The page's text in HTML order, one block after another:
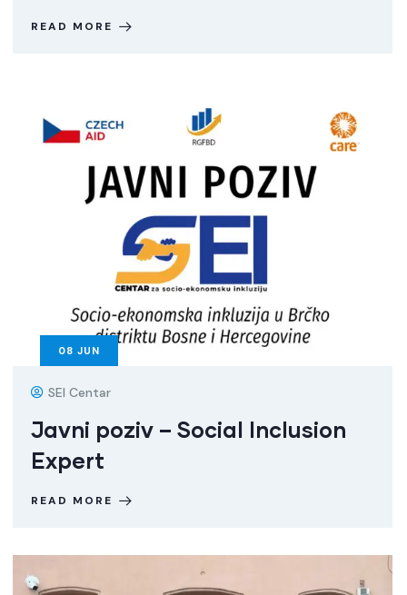
READ MORE
08 JUN
SEI Centar
Javni poziv – Social Inclusion
Expert
READ MORE